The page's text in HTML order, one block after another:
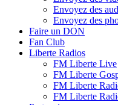
Envoyez des
Envoyez des
Faire un DON
Fan Club
Liberte Radios
FM Liberte Live
FM Liberte
FM Liberte
FM Liberte